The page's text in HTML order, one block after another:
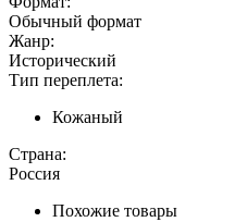
Обычный формат
Жанр:
Исторический
Тип переплета:
Кожаный
Страна:
Россия
Похожие товары